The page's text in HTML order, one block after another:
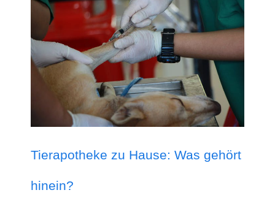
Tierapotheke zu Hause: Was gehört
hinein?